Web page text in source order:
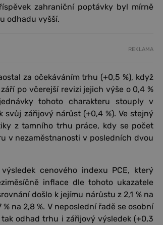
zahraniční poptávky byl mírně
odhadu vyšší.
REKLAMA
za očekáváním trhu (+0,5 %), když
po včerejší revizi jejich výše o 0,4 %
tohoto charakteru stouply v
svůj zářijový nárůst (+0,4 %). Ve stejný
z tamního trhu práce, kdy se počet
v nezaměstnanosti v posledních dvou
cenového indexu PCE, který
inflace dle tohoto ukazatele
došlo k jejímu nárůstu z 2,1 % na
na 2,8 %. V neposlední řadě se osobní
odhad trhu i zářijový výsledek (+0,3